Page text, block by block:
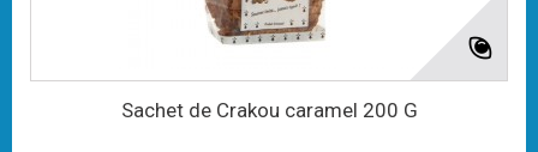
Sachet de Crakou caramel 200 G